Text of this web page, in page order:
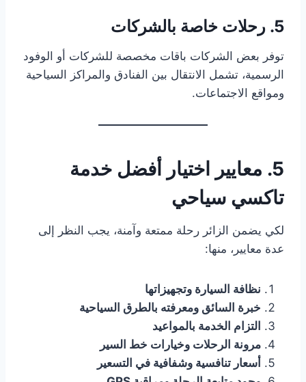
5. رحلات خاصة بالشركات
توفر بعض الشركات باقات مخصصة للشركات أو الوفود
الرسمية، تشمل الانتقال بين الفنادق والمراكز السياحية
ومواقع الاجتماعات.
5. معايير اختيار أفضل خدمة
تاكسي سياحي
لكي يضمن الزائر رحلة ممتعة وآمنة، يجب النظر إلى
عدة معايير، منها:
نظافة السيارة وتجهيزاتها
خبرة السائق ومعرفته بالطرق السياحية
التزام الخدمة بالمواعيد
مرونة الرحلات وخيارات خط السير
أسعار تنافسية وشفافية في التسعير